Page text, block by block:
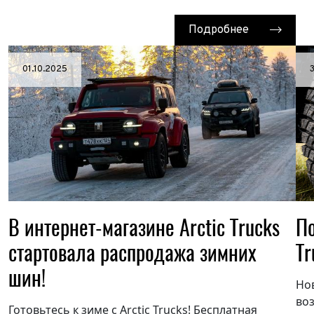
Подробнее
01.10.2025
В интернет-магазине Arctic Trucks
стартовала распродажа зимних
шин!
Готовьтесь к зиме с Arctic Trucks! Бесплатная
Имя*
Тема
Ваш
Для
E-
Ваш
Год
ФИО*
Год